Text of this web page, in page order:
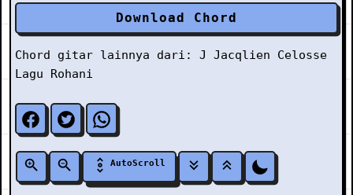
Download Chord
Chord gitar lainnya dari: J
Jacqlien Celosse
Lagu Rohani
AutoScroll